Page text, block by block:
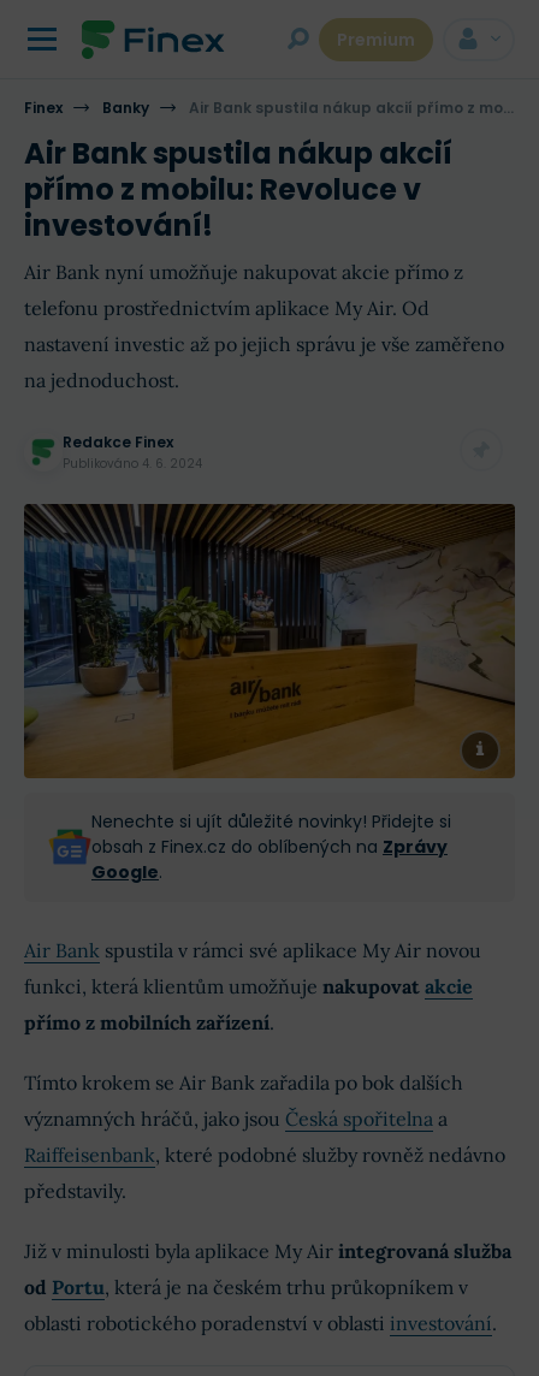
Premium
Finex Banky Air Bank spustila nákup akcií přímo z mobilu: Revoluce v investování!
Air Bank spustila nákup akcií
přímo z mobilu: Revoluce v
investování!
Air Bank nyní umožňuje nakupovat akcie přímo z
telefonu prostřednictvím aplikace My Air. Od
nastavení investic až po jejich správu je vše zaměřeno
na jednoduchost.
Redakce Finex
Publikováno 4. 6. 2024
Nenechte si ujít důležité novinky! Přidejte si
obsah z Finex.cz do oblíbených na Zprávy
Google.
Air Bank spustila v rámci své aplikace My Air novou
funkci, která klientům umožňuje nakupovat akcie
přímo z mobilních zařízení.
Tímto krokem se Air Bank zařadila po bok dalších
významných hráčů, jako jsou Česká spořitelna a
Raiffeisenbank, které podobné služby rovněž nedávno
představily.
Již v minulosti byla aplikace My Air integrovaná služba
od Portu, která je na českém trhu průkopníkem v
oblasti robotického poradenství v oblasti investování.